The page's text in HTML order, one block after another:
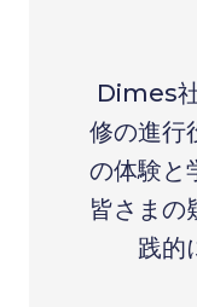
Dimes
修の進行
の体験と
皆さまの
践的